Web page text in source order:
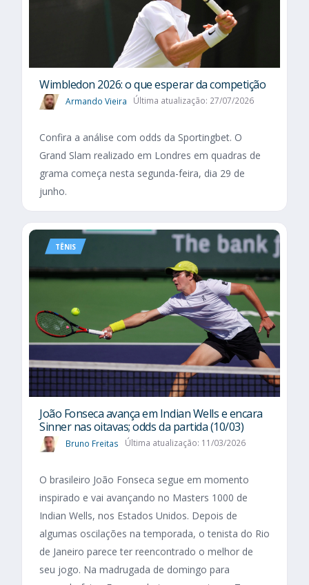
Wimbledon 2026: o que esperar da competição
Armando Vieira Última atualização: 27/07/2026
Confira a análise com odds da Sportingbet. O
Grand Slam realizado em Londres em quadras de
grama começa nesta segunda-feira, dia 29 de
junho.
TÊNIS
João Fonseca avança em Indian Wells e encara
Sinner nas oitavas; odds da partida (10/03)
Bruno Freitas Última atualização: 11/03/2026
O brasileiro João Fonseca segue em momento
inspirado e vai avançando no Masters 1000 de
Indian Wells, nos Estados Unidos. Depois de
algumas oscilações na temporada, o tenista do Rio
de Janeiro parece ter reencontrado o melhor de
seu jogo. Na madrugada de domingo para